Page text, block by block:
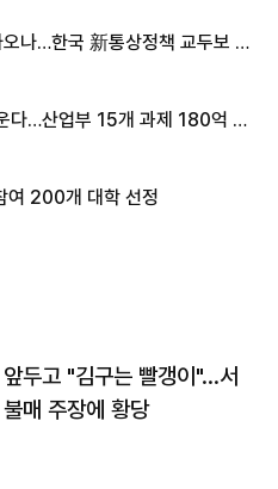
나…한국 新통상정책 교두보 활
다…산업부 15개 과제 180억 지
여 200개 대학 선정
두고 "김구는 빨갱이"…서
매 주장에 황당